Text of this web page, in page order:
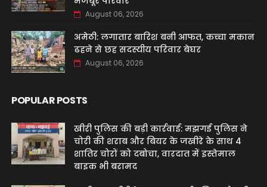
August 06, 2026
अमेठी: लगातार बारिश बनी आफत, कच्चा मकान
ढहने से छह सदस्यीय परिवार बेघर
August 06, 2026
POPULAR POSTS
खीरी पुलिस की बड़ी कार्रवाई: मझगई पुलिस ने
चोरी की शराब और बियर के जखीरे के साथ 4
शातिर चोरों को दबोचा, वारदात में इस्तेमाल
बाइक भी बरामद